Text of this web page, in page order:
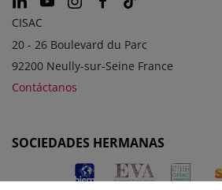
CISAC
20 - 26 Boulevard du Parc
92200 Neully-sur-Seine France
Contáctanos
SOCIEDADES HERMANAS